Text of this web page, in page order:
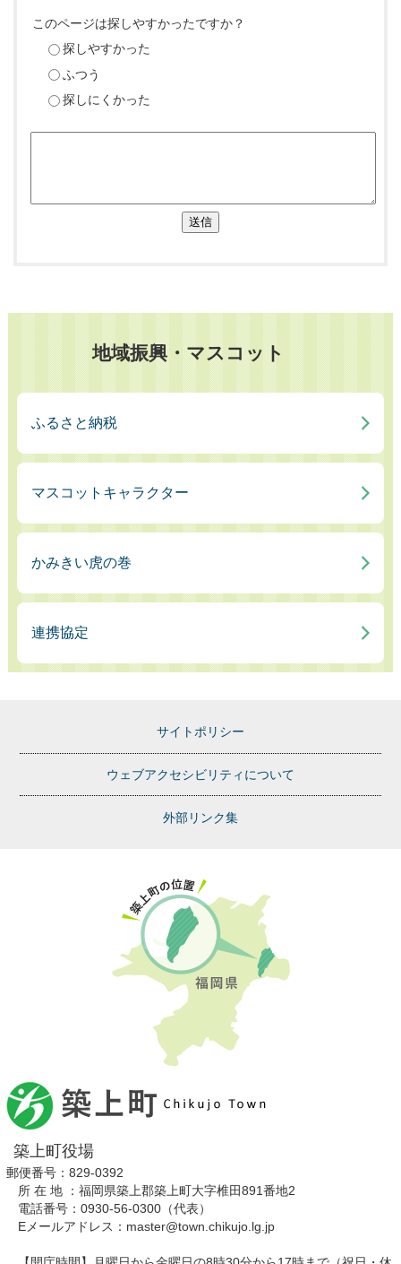
このページは探しやすかったですか？
探しやすかった
ふつう
探しにくかった
送信
地域振興・マスコット
ふるさと納税
マスコットキャラクター
かみきい虎の巻
連携協定
サイトポリシー
ウェブアクセシビリティについて
外部リンク集
築上町役場
郵便番号：829-0392
所 在 地 ：福岡県築上郡築上町大字椎田891番地2
電話番号：0930-56-0300（代表）
Eメールアドレス：master@town.chikujo.lg.jp